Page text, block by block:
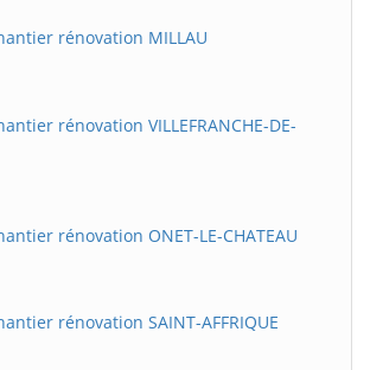
rénovation MILLAU
rénovation VILLEFRANCHE-DE-
rénovation ONET-LE-CHATEAU
rénovation SAINT-AFFRIQUE